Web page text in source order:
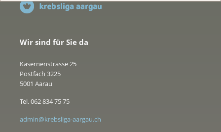
Wir sind für Sie da
Kasernenstrasse 25
Postfach 3225
5001 Aarau
Tel. 062 834 75 75
admin@krebsliga-aargau.ch